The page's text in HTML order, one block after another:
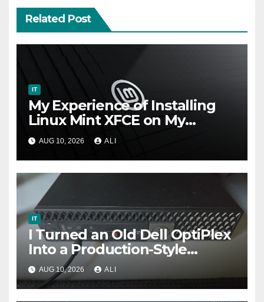
Related Post
IT
My Experience of Installing
Linux Mint XFCE on My
Computer | Bhaskar Yadav
AUG 10, 2026 ALI
IT
I Turned an Old Dell OptiPlex
Into a Production-Style
Minecraft Platform With
Docker
AUG 10, 2026 ALI